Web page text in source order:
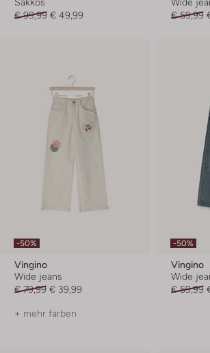
€ 99,99 € 49,99
€ 59,99
-50%
Vingino
Wide jeans
€ 79,99 € 39,99
+ mehr farben
-50%
Vingino
Wide
€ 59,99